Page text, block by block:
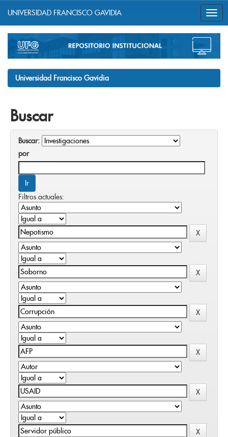
navigation
UNIVERSIDAD FRANCISCO GAVIDIA
Universidad Francisco Gavidia
Buscar
Buscar:
por
Filtros actuales: